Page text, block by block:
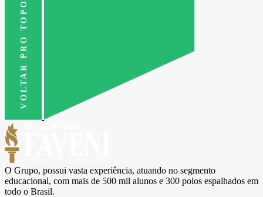
VOLTAR PRO TOPO
O Grupo, possui vasta experiência, atuando no segmento
educacional, com mais de 500 mil alunos e 300 polos espalhados em
todo o Brasil.